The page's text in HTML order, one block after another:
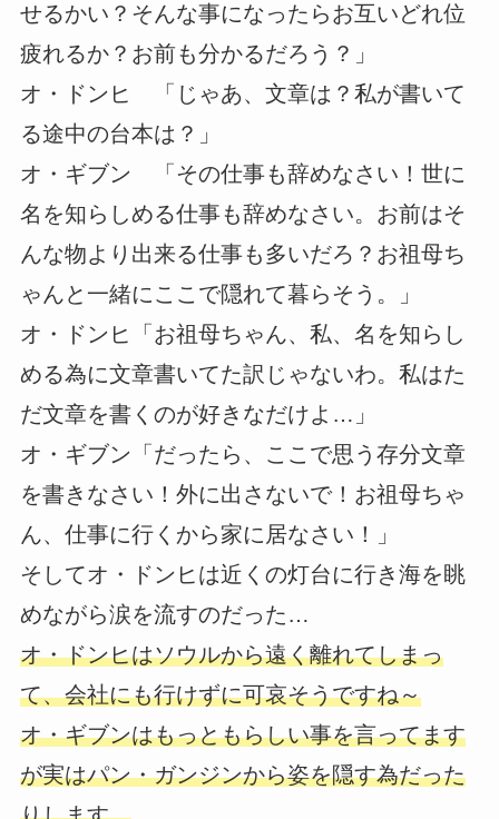
せるかい？そんな事になったらお互いどれ位
疲れるか？お前も分かるだろう？」
オ・ドンヒ 「じゃあ、文章は？私が書いて
る途中の台本は？」
オ・ギブン 「その仕事も辞めなさい！世に
名を知らしめる仕事も辞めなさい。お前はそ
んな物より出来る仕事も多いだろ？お祖母ち
ゃんと一緒にここで隠れて暮らそう。」
オ・ドンヒ「お祖母ちゃん、私、名を知らし
める為に文章書いてた訳じゃないわ。私はた
だ文章を書くのが好きなだけよ…」
オ・ギブン「だったら、ここで思う存分文章
を書きなさい！外に出さないで！お祖母ちゃ
ん、仕事に行くから家に居なさい！」
そしてオ・ドンヒは近くの灯台に行き海を眺
めながら涙を流すのだった…
オ・ドンヒはソウルから遠く離れてしまっ
て、会社にも行けずに可哀そうですね～
オ・ギブンはもっともらしい事を言ってます
が実はパン・ガンジンから姿を隠す為だった